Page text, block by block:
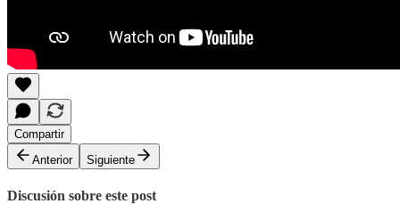
Compartir
Anterior
Siguiente
Discusión sobre este post